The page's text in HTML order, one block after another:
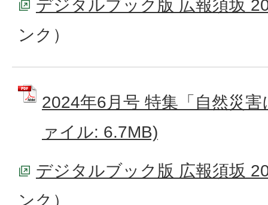
デジタルブック版 広報須坂
ンク）
2024年6月号 特集「自然災
ァイル: 6.7MB)
デジタルブック版 広報須坂
ンク）